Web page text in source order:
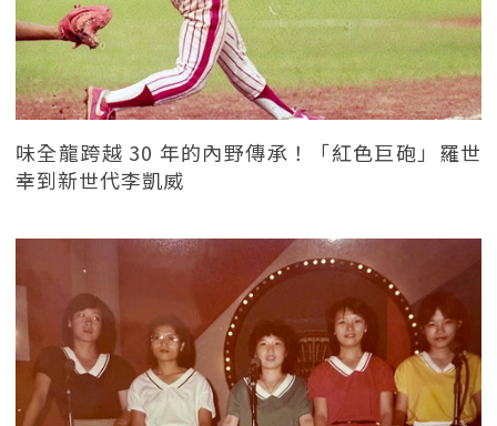
味全龍跨越 30 年的內野傳承！「紅色巨砲」羅世
幸到新世代李凱威